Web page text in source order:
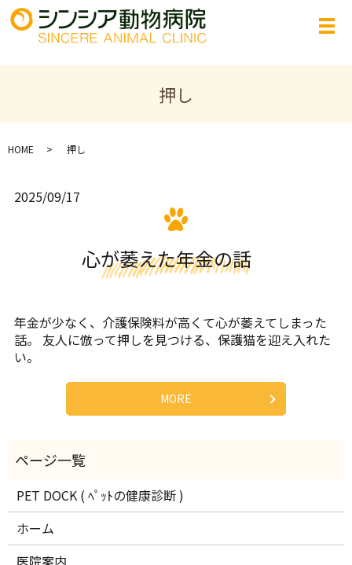
押し
HOME 押し
2025/09/17
心が萎えた年金の話
年金が少なく、介護保険料が高くて心が萎えてしまった
話。 友人に倣って押しを見つける、保護猫を迎え入れた
い。
MORE
PET DOCK ( ﾍﾟｯﾄの健康診断 )
ホーム
医院案内